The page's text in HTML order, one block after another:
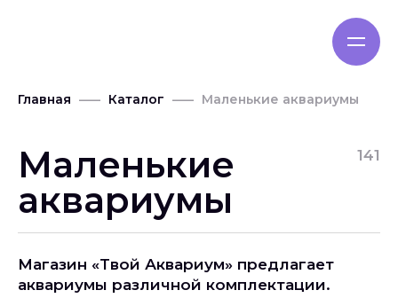
Главная Каталог Маленькие аквариумы
Маленькие
аквариумы
141
Магазин «Твой Аквариум» предлагает
аквариумы различной комплектации.